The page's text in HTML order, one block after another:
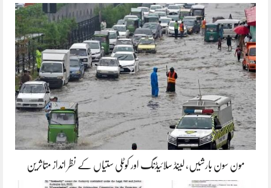
مون سون بارشیں، لینڈ سلائیڈنگ اور کوٹلی ستیاں کے نظر انداز متاثرین